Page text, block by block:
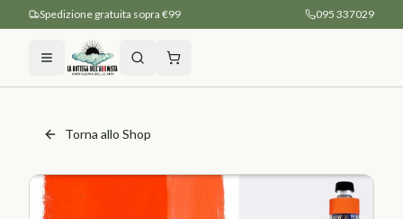
Spedizione gratuita sopra €99 095 337029
Torna allo Shop